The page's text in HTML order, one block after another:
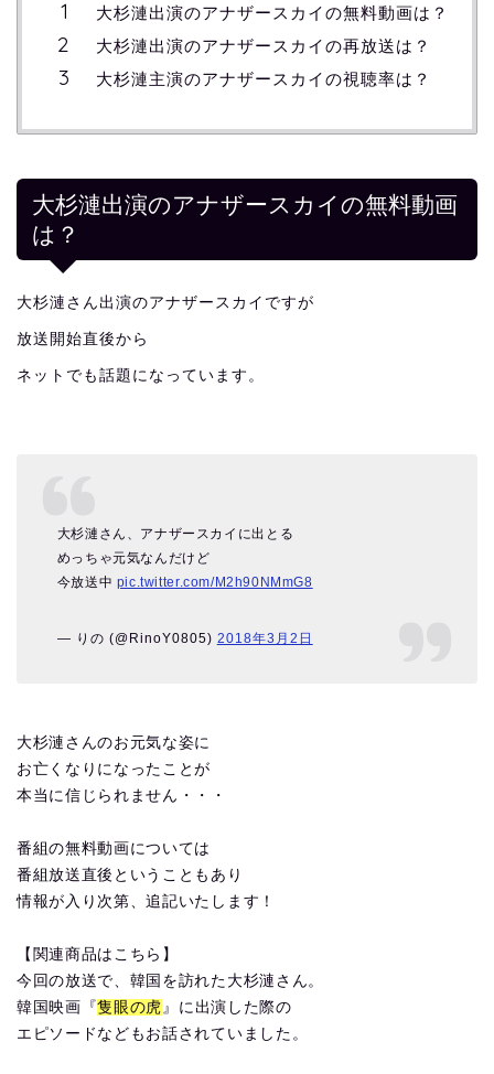
大杉漣出演のアナザースカイの無料動画は？
大杉漣出演のアナザースカイの再放送は？
大杉漣主演のアナザースカイの視聴率は？
大杉漣出演のアナザースカイの無料動画
は？
大杉漣さん出演のアナザースカイですが
放送開始直後から
ネットでも話題になっています。
大杉漣さん、アナザースカイに出とる
めっちゃ元気なんだけど
今放送中 pic.twitter.com/M2h90NMmG8
— りの (@RinoY0805) 2018年3月2日
大杉漣さんのお元気な姿に
お亡くなりになったことが
本当に信じられません・・・
番組の無料動画については
番組放送直後ということもあり
情報が入り次第、追記いたします！
【関連商品はこちら】
今回の放送で、韓国を訪れた大杉漣さん。
韓国映画『隻眼の虎 』に出演した際の
エピソードなどもお話されていました。